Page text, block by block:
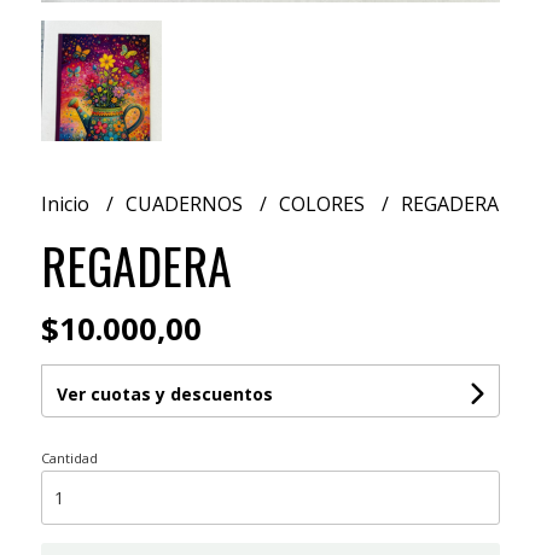
Inicio CUADERNOS COLORES REGADERA
REGADERA
$10.000,00
Ver cuotas y descuentos
Cantidad